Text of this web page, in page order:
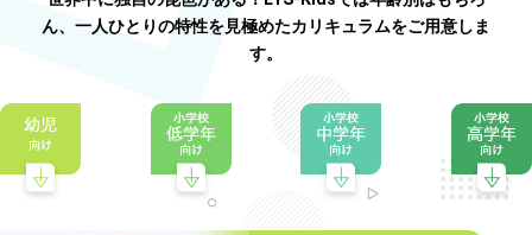
ん、一人ひとりの特性を見極めたカリキュラムをご用意しま
す。